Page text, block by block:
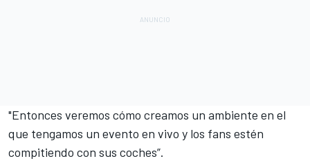
"Entonces veremos cómo creamos un ambiente en el
que tengamos un evento en vivo y los fans estén
compitiendo con sus coches”.